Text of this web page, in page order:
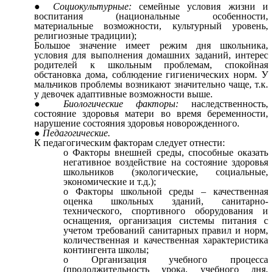
Социокультурные:семейные условия жизни и
воспитания (национальные особенности,
материальные возможности, культурный уровень,
религиозные традиции);
Большое значение имеет режим дня школьника,
условия для выполнения домашних заданий, интерес
родителей к школьным проблемам, спокойная
обстановка дома, соблюдение гигиенических норм. У
мальчиков проблемы возникают значительно чаще, т.к.
у девочек адаптивные возможности выше.
Биологические факторы: наследственность,
состояние здоровья матери во время беременности,
нарушение состояния здоровья новорожденного.
Педагогические.
К педагогическим факторам следует отнести:
Факторы внешней среды, способные оказать
негативное воздействие на состояние здоровья
школьников (экологические, социальные,
экономические и т.д.);
Факторы школьной среды – качественная
оценка школьных зданий, санитарно-
технического, спортивного оборудования и
оснащения, организация системы питания с
учетом требований санитарных правил и норм,
количественная и качественная характеристика
контингента школы;
Организация учебного процесса
(продолжительность урока, учебного дня,